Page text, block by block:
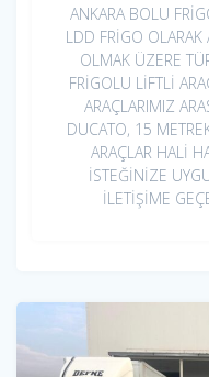
ANKARA BOLU
LDD FRİGO OLARAK
OLMAK ÜZERE
FRİGOLU LİFTLİ
ARAÇLARIMIZ
DUCATO, 15
ARAÇLAR HALİ
İSTEĞİNİZE
İLETİŞİME